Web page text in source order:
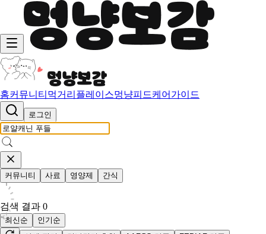
홈커뮤니티 먹거리 플레이스멍냥피드케어가이드
로그인
커뮤니티 사료 영양제 간식
검색 결과 0
최신순
인기순